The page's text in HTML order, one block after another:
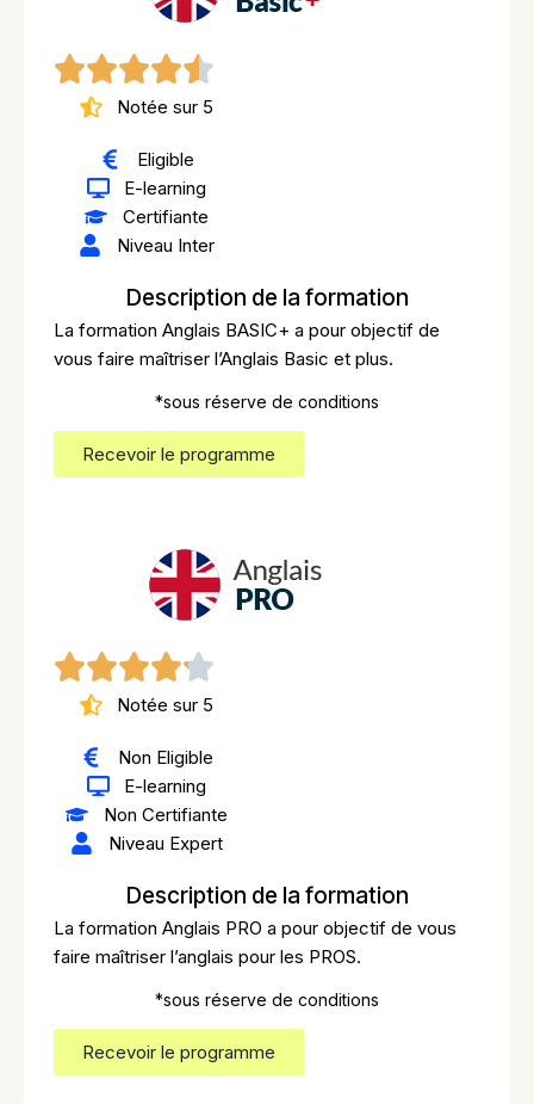
Notée sur 5
Eligible
E-learning
Certifiante
Niveau Inter
Description de la formation
La formation Anglais BASIC+ a pour objectif de
vous faire maîtriser l’Anglais Basic et plus.
*sous réserve de conditions
Recevoir le programme
Notée sur 5
Non Eligible
E-learning
Non Certifiante
Niveau Expert
Description de la formation
La formation Anglais PRO a pour objectif de vous
faire maîtriser l’anglais pour les PROS.
*sous réserve de conditions
Recevoir le programme